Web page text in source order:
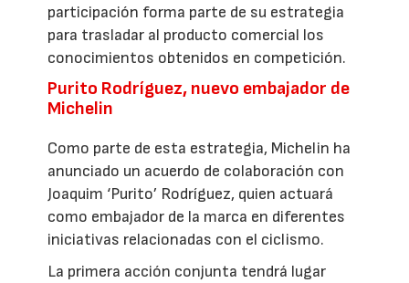
participación forma parte de su estrategia
para trasladar al producto comercial los
conocimientos obtenidos en competición.
Purito Rodríguez, nuevo embajador de
Michelin
Como parte de esta estrategia, Michelin ha
anunciado un acuerdo de colaboración con
Joaquim ‘Purito’ Rodríguez, quien actuará
como embajador de la marca en diferentes
iniciativas relacionadas con el ciclismo.
La primera acción conjunta tendrá lugar